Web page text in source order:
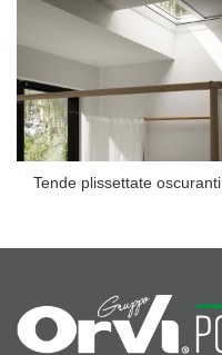
Tende plissettate oscuranti